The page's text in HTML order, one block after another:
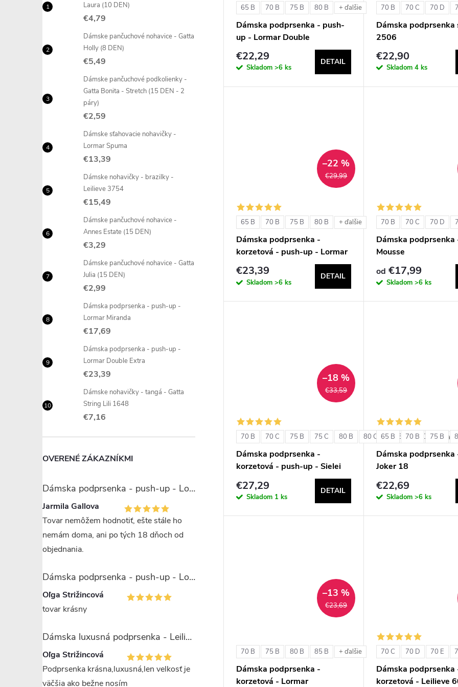
Laura (10 DEN)
€4,79
Dámske pančuchové nohavice - Gatta
Holly (8 DEN)
€5,49
Dámske pančuchové podkolienky -
Gatta Bonita - Stretch (15 DEN - 2
páry)
€2,59
Dámske sťahovacie nohavičky -
Lormar Spuma
€13,39
Dámske nohavičky - brazilky -
Leilieve 3754
€15,49
Dámske pančuchové nohavice -
Annes Estate (15 DEN)
€3,29
Dámske pančuchové nohavice - Gatta
Julia (15 DEN)
€2,99
Dámska podprsenka - push-up -
Lormar Miranda
€17,69
Dámska podprsenka - push-up -
Lormar Double Extra
€23,39
Dámske nohavičky - tangá - Gatta
String Lili 1648
€7,16
OVERENÉ ZÁKAZNÍKMI
Dámska podprsenka - push-up - Lormar Miranda
Jarmila Gallova
Tovar nemôžem hodnotiť, ešte stále ho
nemám doma, ani po tých 18 dňoch od
objednania.
Dámska podprsenka - push-up - Lormar Saten Soft up
Oľga Strižincová
tovar krásny
Dámska luxusná podprsenka - Leilieve 7743
Oľga Strižincová
Podprsenka krásna,luxusná,len velkosť je
väčšia ako bežne nosím
65 B 70 B 75 B 80 B + ďalšie
Dámska podprsenka - push-
up - Lormar Double
€22,29
Skladom >6 ks
DETAIL
70 B 70 C 70 D
Dámska podprsenka
2506
€22,90
Skladom4 ks
€29,99
–22 %
65 B 70 B 75 B 80 B + ďalšie
Dámska podprsenka -
korzetová - push-up - Lormar
Double Extra Pizzo
€23,39
Skladom >6 ks
DETAIL
70 B 70 C 70 D
Dámska podprsenka
Mousse
od €17,99
Skladom>6 ks
€33,59
–18 %
70 B 70 C 75 B 75 C 80 B 80 C 85 B 85 C +
Dámska podprsenka -
korzetová - push-up - Sielei
€27,29
Skladom 1 ks
DETAIL
65 B 70 B 75 B
Dámska podprsenka
Joker 18
€22,69
Skladom>6 ks
€23,69
–13 %
70 B 75 B 80 B 85 B + ďalšie
Dámska podprsenka -
korzetová - Lormar
70 C 70 D 70 E
Dámska podprsenka
korzetová - Leilieve